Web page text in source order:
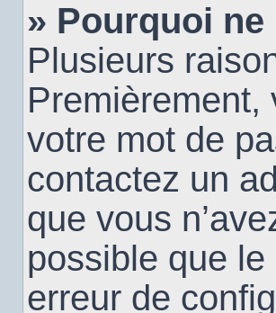
» Pourquoi
Plusieurs
Premièrement,
votre mot de
contactez un
que vous
possible que
erreur de